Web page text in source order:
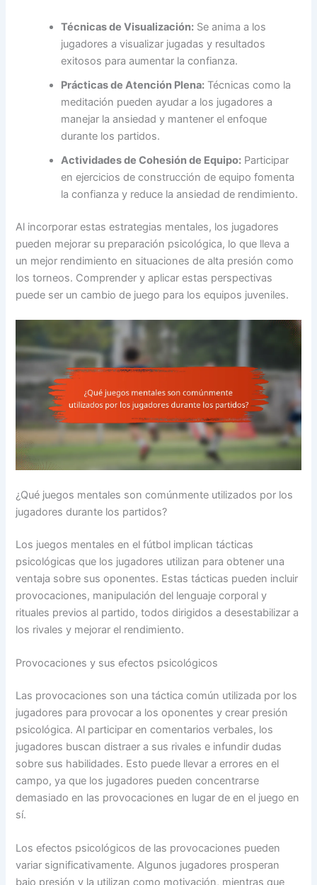
Técnicas de Visualización: Se anima a los
jugadores a visualizar jugadas y resultados
exitosos para aumentar la confianza.
Prácticas de Atención Plena: Técnicas como la
meditación pueden ayudar a los jugadores a
manejar la ansiedad y mantener el enfoque
durante los partidos.
Actividades de Cohesión de Equipo: Participar
en ejercicios de construcción de equipo fomenta
la confianza y reduce la ansiedad de rendimiento.
Al incorporar estas estrategias mentales, los jugadores
pueden mejorar su preparación psicológica, lo que lleva a
un mejor rendimiento en situaciones de alta presión como
los torneos. Comprender y aplicar estas perspectivas
puede ser un cambio de juego para los equipos juveniles.
¿Qué juegos mentales son comúnmente utilizados por los
jugadores durante los partidos?
Los juegos mentales en el fútbol implican tácticas
psicológicas que los jugadores utilizan para obtener una
ventaja sobre sus oponentes. Estas tácticas pueden incluir
provocaciones, manipulación del lenguaje corporal y
rituales previos al partido, todos dirigidos a desestabilizar a
los rivales y mejorar el rendimiento.
Provocaciones y sus efectos psicológicos
Las provocaciones son una táctica común utilizada por los
jugadores para provocar a los oponentes y crear presión
psicológica. Al participar en comentarios verbales, los
jugadores buscan distraer a sus rivales e infundir dudas
sobre sus habilidades. Esto puede llevar a errores en el
campo, ya que los jugadores pueden concentrarse
demasiado en las provocaciones en lugar de en el juego en
sí.
Los efectos psicológicos de las provocaciones pueden
variar significativamente. Algunos jugadores prosperan
bajo presión y la utilizan como motivación, mientras que